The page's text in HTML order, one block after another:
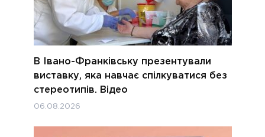
В Івано-Франківську презентували
виставку, яка навчає спілкуватися без
стереотипів. Відео
06.08.2026